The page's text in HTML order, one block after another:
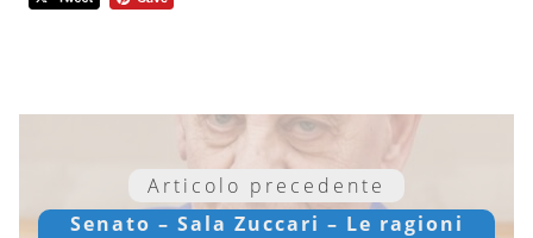
Articolo precedente
Senato – Sala Zuccari – Le ragioni